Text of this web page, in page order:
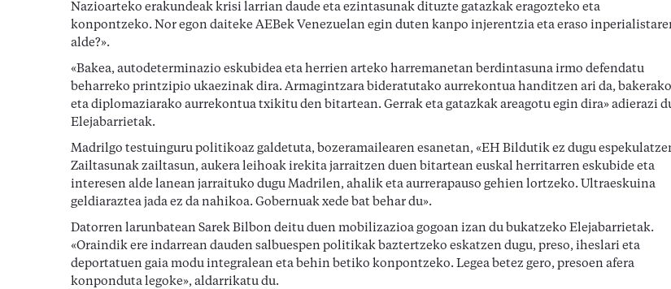
Nazioarteko erakundeak krisi larrian daude eta ezintasunak dituzte gatazkak eragozteko eta
konpontzeko. Nor egon daiteke AEBek Venezuelan egin duten kanpo injerentzia eta eraso
alde?».
«Bakea, autodeterminazio eskubidea eta herrien arteko harremanetan berdintasuna irmo defendatu
beharreko printzipio ukaezinak dira. Armagintzara bideratutako aurrekontua handitzen ari da, bakerako
eta diplomaziarako aurrekontua txikitu den bitartean. Gerrak eta gatazkak areagotu egin dira» adierazi
Elejabarrietak.
Madrilgo testuinguru politikoaz galdetuta, bozeramailearen esanetan, «EH Bildutik ez dugu
Zailtasunak zailtasun, aukera leihoak irekita jarraitzen duen bitartean euskal herritarren eskubide eta
interesen alde lanean jarraituko dugu Madrilen, ahalik eta aurrerapauso gehien lortzeko. Ultraeskuina
geldiaraztea jada ez da nahikoa. Gobernuak xede bat behar du».
Datorren larunbatean Sarek Bilbon deitu duen mobilizazioa gogoan izan du bukatzeko Elejabarrietak.
«Oraindik ere indarrean dauden salbuespen politikak baztertzeko eskatzen dugu, preso, iheslari eta
deportatuen gaia modu integralean eta behin betiko konpontzeko. Legea betez gero, presoen afera
konponduta legoke», aldarrikatu du.